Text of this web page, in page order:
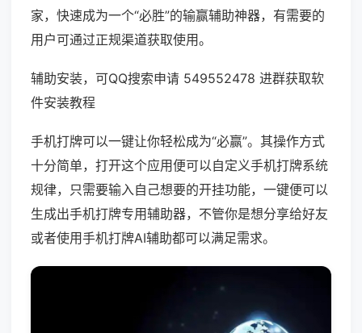
家，快速成为一个“必胜”的输赢辅助神器，有需要的
用户可通过正规渠道获取使用。
辅助安装，可QQ搜索申请 549552478 进群获取软
件安装教程
手机打牌可以一键让你轻松成为“必赢”。其操作方式
十分简单，打开这个应用便可以自定义手机打牌系统
规律，只需要输入自己想要的开挂功能，一键便可以
生成出手机打牌专用辅助器，不管你是想分享给好友
或者使用手机打牌AI辅助都可以满足需求。